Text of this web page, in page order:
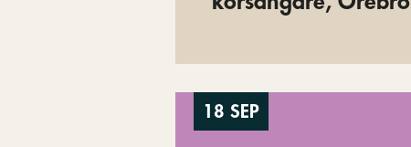
18 SEP